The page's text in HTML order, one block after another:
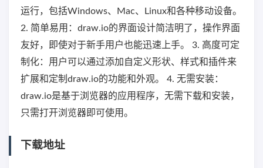
运行，包括Windows、Mac、Linux和各种移动设备。
2. 简单易用：draw.io的界面设计简洁明了，操作界面
友好，即使对于新手用户也能迅速上手。 3. 高度可定
制化：用户可以通过添加自定义形状、样式和插件来
扩展和定制draw.io的功能和外观。 4. 无需安装：
draw.io是基于浏览器的应用程序，无需下载和安装，
只需打开浏览器即可使用。
下载地址